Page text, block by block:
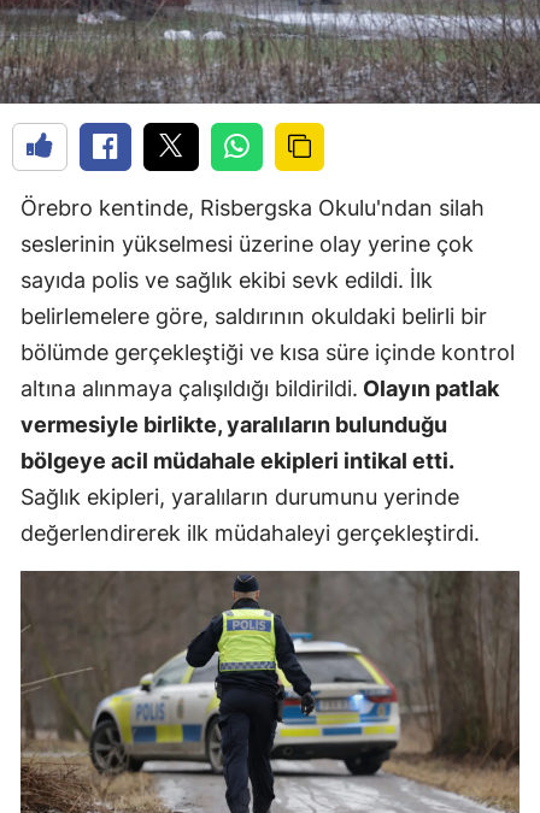
Örebro kentinde, Risbergska Okulu'ndan silah
seslerinin yükselmesi üzerine olay yerine çok
sayıda polis ve sağlık ekibi sevk edildi. İlk
belirlemelere göre, saldırının okuldaki belirli bir
bölümde gerçekleştiği ve kısa süre içinde kontrol
altına alınmaya çalışıldığı bildirildi. Olayın patlak
vermesiyle birlikte, yaralıların bulunduğu
bölgeye acil müdahale ekipleri intikal etti.
Sağlık ekipleri, yaralıların durumunu yerinde
değerlendirerek ilk müdahaleyi gerçekleştirdi.